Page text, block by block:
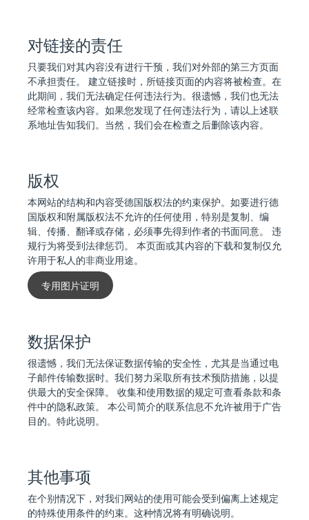
对链接的责任
只要我们对其内容没有进行干预，我们对外部的第三方页面
不承担责任。 建立链接时，所链接页面的内容将被检查。在
此期间，我们无法确定任何违法行为。很遗憾，我们也无法
经常检查该内容。如果您发现了任何违法行为，请以上述联
系地址告知我们。当然，我们会在检查之后删除该内容。
版权
本网站的结构和内容受德国版权法的约束保护。如要进行德
国版权和附属版权法不允许的任何使用，特别是复制、编
辑、传播、翻译或存储，必须事先得到作者的书面同意。 违
规行为将受到法律惩罚。 本页面或其内容的下载和复制仅允
许用于私人的非商业用途。
专用图片证明
数据保护
很遗憾，我们无法保证数据传输的安全性，尤其是当通过电
子邮件传输数据时。我们努力采取所有技术预防措施，以提
供最大的安全保障。 收集和使用数据的规定可查看条款和条
件中的隐私政策。 本公司简介的联系信息不允许被用于广告
目的。特此说明。
其他事项
在个别情况下，对我们网站的使用可能会受到偏离上述规定
的特殊使用条件的约束。这种情况将有明确说明。